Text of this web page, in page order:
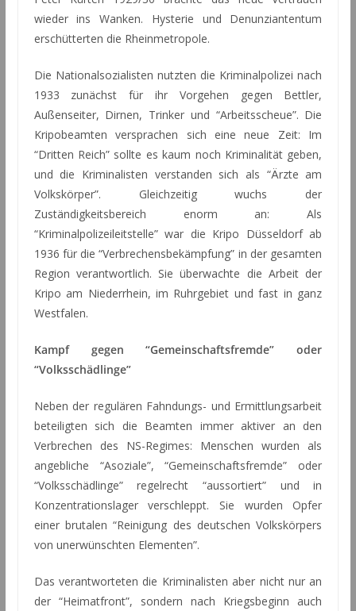
wieder ins Wanken. Hysterie und Denunziantentum
erschütterten die Rheinmetropole.
Die Nationalsozialisten nutzten die Kriminalpolizei nach
1933 zunächst für ihr Vorgehen gegen Bettler,
Außenseiter, Dirnen, Trinker und “Arbeitsscheue”. Die
Kripobeamten versprachen sich eine neue Zeit: Im
“Dritten Reich” sollte es kaum noch Kriminalität geben,
und die Kriminalisten verstanden sich als “Ärzte am
Volkskörper”. Gleichzeitig wuchs der
Zuständigkeitsbereich enorm an: Als
“Kriminalpolizeileitstelle” war die Kripo Düsseldorf ab
1936 für die “Verbrechensbekämpfung” in der gesamten
Region verantwortlich. Sie überwachte die Arbeit der
Kripo am Niederrhein, im Ruhrgebiet und fast in ganz
Westfalen.
Kampf gegen “Gemeinschaftsfremde” oder
“Volksschädlinge”
Neben der regulären Fahndungs- und Ermittlungsarbeit
beteiligten sich die Beamten immer aktiver an den
Verbrechen des NS-Regimes: Menschen wurden als
angebliche “Asoziale”, “Gemeinschaftsfremde” oder
“Volksschädlinge” regelrecht “aussortiert” und in
Konzentrationslager verschleppt. Sie wurden Opfer
einer brutalen “Reinigung des deutschen Volkskörpers
von unerwünschten Elementen”.
Das verantworteten die Kriminalisten aber nicht nur an
der “Heimatfront”, sondern nach Kriegsbeginn auch